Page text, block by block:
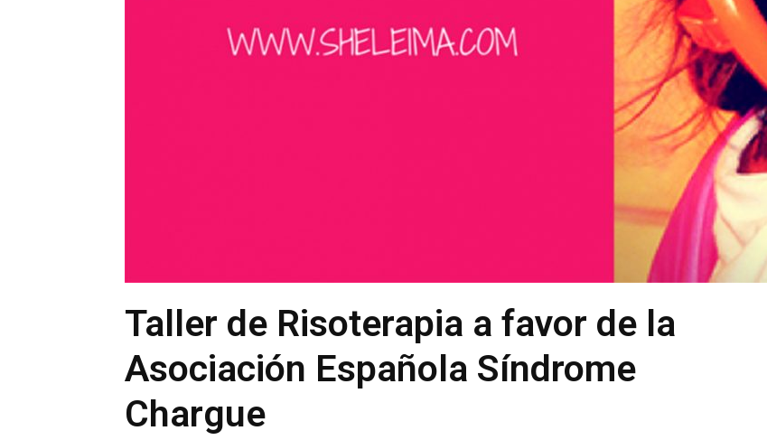
Taller de Risoterapia a favor de la
Asociación Española Síndrome
Chargue